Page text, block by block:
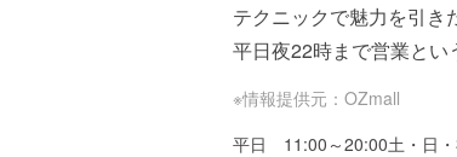
テクニックで魅力を引き
平日夜22時まで営業とい
※情報提供元：OZmall
平日 11:00～20:00土・日